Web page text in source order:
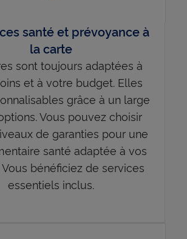
santé et prévoyance à
la carte
sont toujours adaptées à
et à votre budget. Elles
grâce à un large
Vous pouvez choisir
de garanties pour une
santé adaptée à vos
Vous bénéficiez de services
essentiels inclus.